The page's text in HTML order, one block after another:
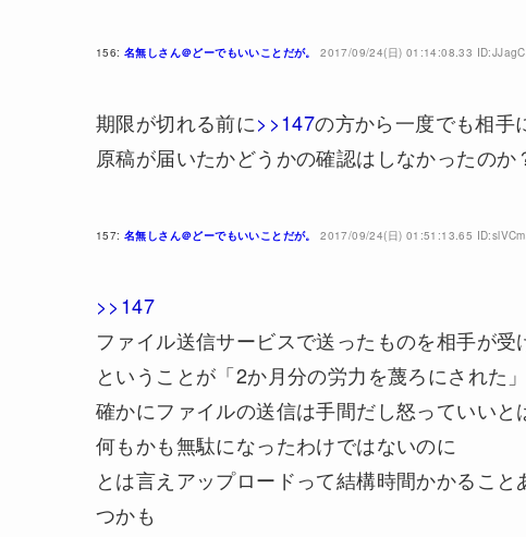
156: 名無しさん＠どーでもいいことだが。 2017/09/24(日) 01:14:08.33
期限が切れる前に>>147の方から一度でも相手
原稿が届いたかどうかの確認はしなかったのか
157: 名無しさん＠どーでもいいことだが。 2017/09/24(日) 01:51:13.65
>>147
ファイル送信サービスで送ったものを相手が受
ということが「2か月分の労力を蔑ろにされた
確かにファイルの送信は手間だし怒っていい
何もかも無駄になったわけではないのに
とは言えアップロードって結構時間かかるこ
つかも